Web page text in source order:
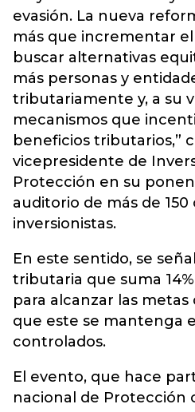
evasión. La nueva
más que incrementar
buscar alternativas
más personas y
tributariamente y, a su
mecanismos que
beneficios tributarios,”
vicepresidente de
Protección en su
auditorio de más de 150
inversionistas.
En este sentido, se
tributaria que suma
para alcanzar las
que este se mantenga
controlados.
El evento, que hace
nacional de Protección